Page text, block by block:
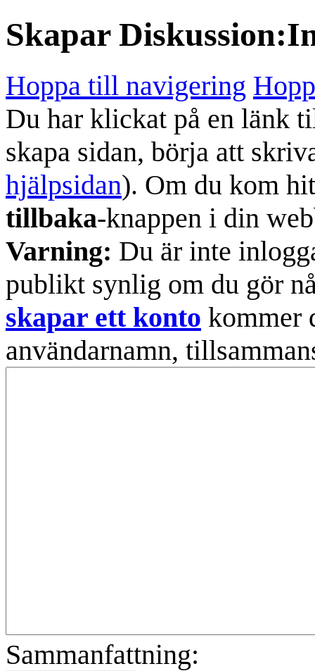
Skapar
Hoppa till navigering
Du har klickat på en länk
skapa sidan, börja att
hjälpsidan). Om du kom
tillbaka-knappen i din
Varning: Du är inte
publikt synlig om du gör
skapar ett konto kommer
användarnamn,
Sammanfattning: